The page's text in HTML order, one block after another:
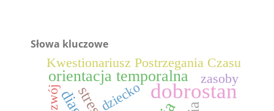
Słowa kluczowe
dobrostan
stres
orientacja temporalna
rozwój
Kwestionariusz Postrzegania Czasu
dziecko
zasoby